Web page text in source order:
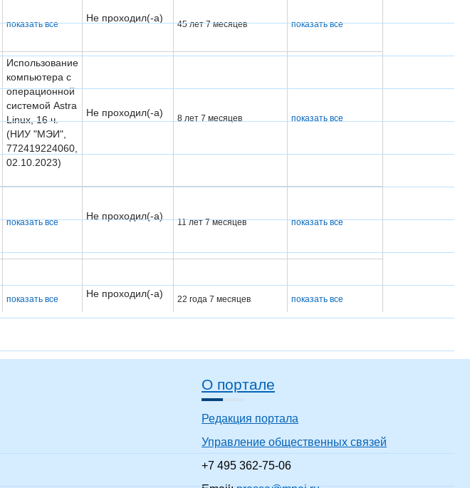
показать все
Не проходил(-а)
45 лет 7 месяцев показать все
Использование
компьютера с
операционной
системой Astra
Linux, 16 ч.
(НИУ "МЭИ",
772419224060,
02.10.2023)
Не проходил(-а) 8 лет 7 месяцев показать все
показать все
Не проходил(-а)
11 лет 7 месяцев показать все
показать все Не проходил(-а) 22 года 7 месяцев показать все
показать все
Не проходил(-а)
32 года 7 месяцев показать все
12 лет 7 месяцев показать все
О портале
Редакция портала
Управление общественных связей
+7 495 362-75-06